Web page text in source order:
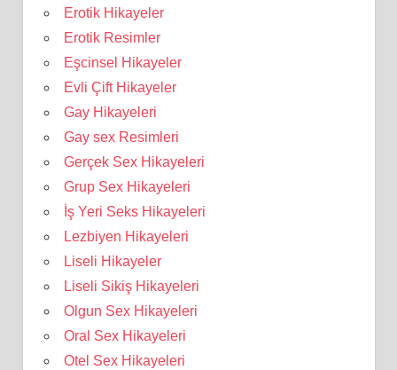
Erotik Hikayeler
Erotik Resimler
Eşcinsel Hikayeler
Evli Çift Hikayeler
Gay Hikayeleri
Gay sex Resimleri
Gerçek Sex Hikayeleri
Grup Sex Hikayeleri
İş Yeri Seks Hikayeleri
Lezbiyen Hikayeleri
Liseli Hikayeler
Liseli Sikiş Hikayeleri
Olgun Sex Hikayeleri
Oral Sex Hikayeleri
Otel Sex Hikayeleri